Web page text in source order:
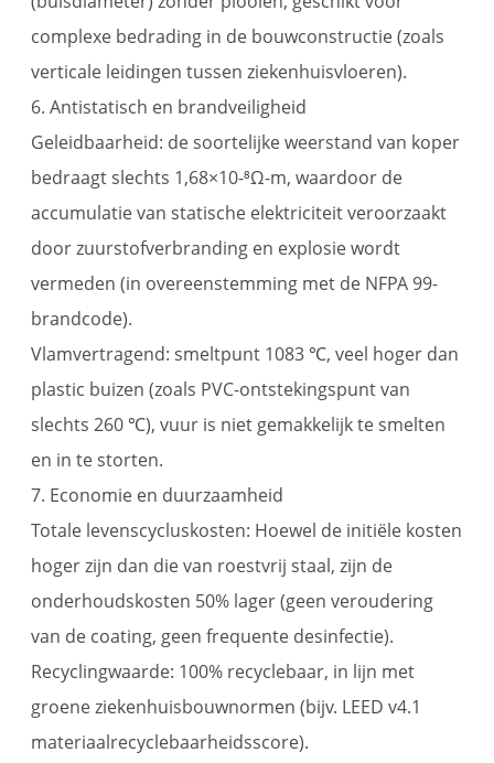
complexe bedrading in de bouwconstructie (zoals
verticale leidingen tussen ziekenhuisvloeren).
6. Antistatisch en brandveiligheid
Geleidbaarheid: de soortelijke weerstand van koper
bedraagt ​​slechts 1,68×10-⁸Ω-m, waardoor de
accumulatie van statische elektriciteit veroorzaakt
door zuurstofverbranding en explosie wordt
vermeden (in overeenstemming met de NFPA 99-
brandcode).
Vlamvertragend: smeltpunt 1083 ℃, veel hoger dan
plastic buizen (zoals PVC-ontstekingspunt van
slechts 260 ℃), vuur is niet gemakkelijk te smelten
en in te storten.
7. Economie en duurzaamheid
Totale levenscycluskosten: Hoewel de initiële kosten
hoger zijn dan die van roestvrij staal, zijn de
onderhoudskosten 50% lager (geen veroudering
van de coating, geen frequente desinfectie).
Recyclingwaarde: 100% recyclebaar, in lijn met
groene ziekenhuisbouwnormen (bijv. LEED v4.1
materiaalrecyclebaarheidsscore).